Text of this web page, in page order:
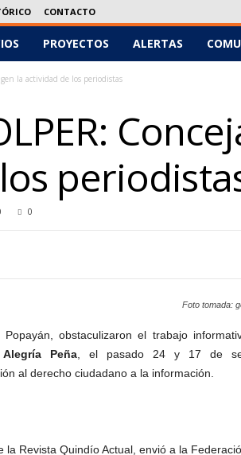
CONTACTO
PROYECTOS ALERTAS
la actividad de los periodistas
0
Foto tomada:
obstaculizaron el trabajo
Peña , el pasado 24 y 17 de
al derecho ciudadano a la información.
la Revista Quindío Actual, envió a la